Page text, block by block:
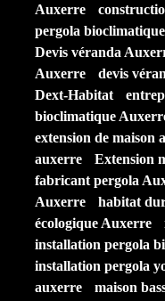
Auxerre
pergola
Devis véranda
Auxerre
devis
Dext-Habitat
bioclimatique
extension de maison
auxerre
Extension
fabricant pergola
Auxerre
habitat
écologique Auxerre
installation pergola
installation pergola
auxerre
maison